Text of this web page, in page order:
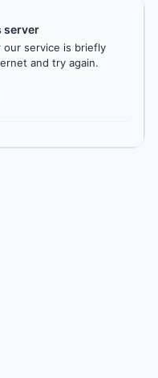
server
service is briefly
and try again.